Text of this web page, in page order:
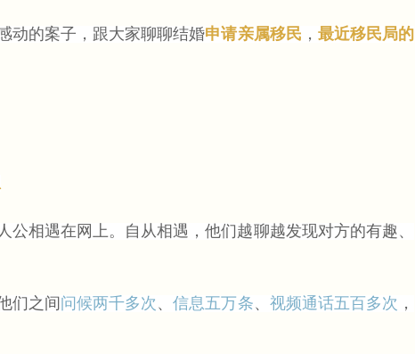
动的案子，跟大家聊聊结婚申请亲属移民 ， 最近移民局的
公相遇在网上。自从相遇，他们越聊越发现对方的有趣、
们之间 问候两千多次 、信息五万条、 视频通话五百多次 ，